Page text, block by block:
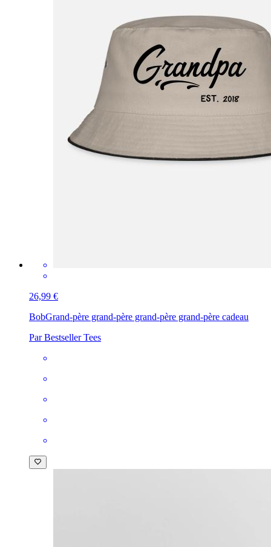
26,99 €
BobGrand-père grand-père grand-père grand-père cadeau
Par Bestseller Tees